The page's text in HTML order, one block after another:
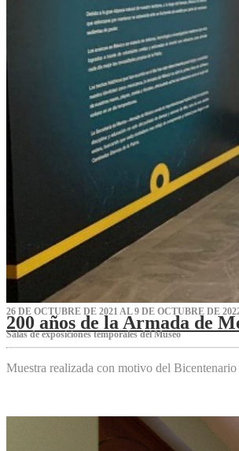
26 DE OCTUBRE DE 2021 AL 9 DE OCTUBRE DE
200 años de la Armada de
Salas de exposiciones temporales del Museo‌
Muestra realizada con motivo del